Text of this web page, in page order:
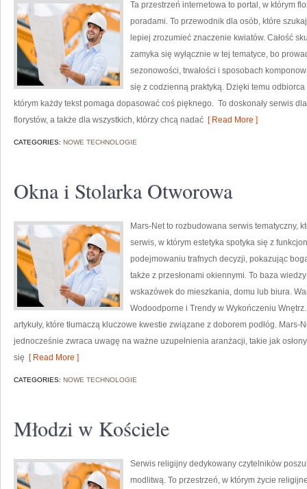
Ta przestrzeń internetowa to portal, w którym
poradami. To przewodnik dla osób, które
lepiej zrozumieć znaczenie kwiatów. Całość
zamyka się wyłącznie w tej tematyce, bo
sezonowości, trwałości i sposobach
się z codzienną praktyką. Dzięki temu
którym każdy tekst pomaga dopasować coś pięknego. To doskonały serwis
florystów, a także dla wszystkich, którzy chcą nadać [ Read More ]
CATEGORIES: NOWE TECHNOLOGIE
Okna i Stolarka Otworowa
Mars-Net to rozbudowana serwis tematyczny,
serwis, w którym estetyka spotyka się z
podejmowaniu trafnych decyzji, pokazując
także z przesłonami okiennymi. To baza
wskazówek do mieszkania, domu lub biura.
Wodoodporne i Trendy w Wykończeniu
artykuły, które tłumaczą kluczowe kwestie związane z doborem podłóg.
jednocześnie zwraca uwagę na ważne uzupełnienia aranżacji, takie jak
się [ Read More ]
CATEGORIES: NOWE TECHNOLOGIE
Młodzi w Kościele
Serwis religijny dedykowany czytelników
modlitwą. To przestrzeń, w którym życie